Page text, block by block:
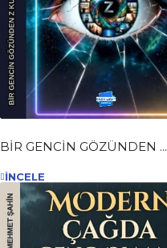
BİR GENCİN GÖZÜNDEN ...
İNCELE